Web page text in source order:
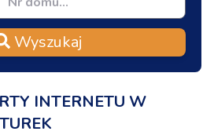
Wyszukaj
INTERNETU W